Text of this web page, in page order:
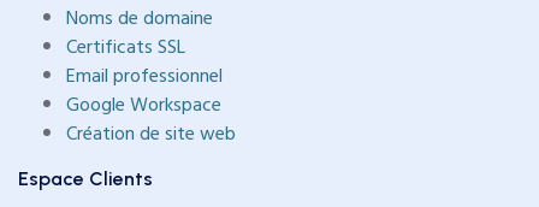
Noms de domaine
Certificats SSL
Email professionnel
Google Workspace
Création de site web
Espace Clients